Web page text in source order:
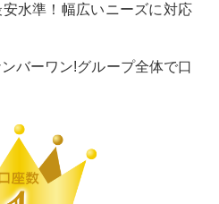
水準！幅広いニーズに対応
バーワン!グループ全体で口